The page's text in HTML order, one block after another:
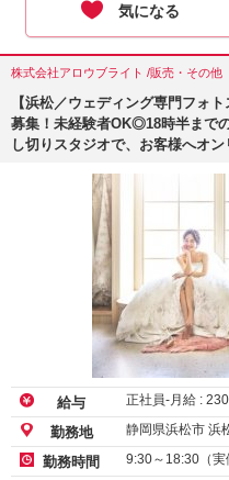
気になる
株式会社アロウブライト /販売・その他
【浜松／ウェディング専門フォ
募集！未経験者OK◎18時半まで
し切りスタジオで、お客様へオ
給与 正社員-月給 :
勤務地 静岡県浜松市 浜
勤務時間 9:30～18:30（実